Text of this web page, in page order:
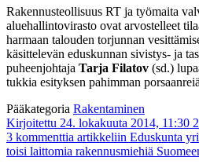
Rakennusteollisuus RT ja työmaita
aluehallintovirasto ovat arvostelleet
harmaan talouden torjunnan
käsittelevän eduskunnan sivistys- ja
puheenjohtaja Tarja Filatov (sd.)
tukkia esityksen pahimman
Pääkategoria Rakentaminen
Kirjoitettu 24. lokakuuta 2014, 11:30
3 kommenttia artikkeliin Eduskunta
toisi laittomia rakennusmiehiä